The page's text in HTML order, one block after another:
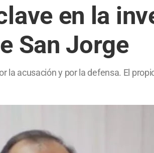
en la
San Jorge
acusación y por la defensa. El